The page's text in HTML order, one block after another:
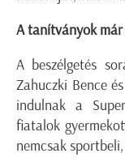
A tanítványok már
A beszélgetés
Zahuczki Bence
indulnak a
fiatalok
nemcsak